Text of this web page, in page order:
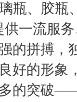
瓶、胶
供一流服
的拼搏，
好的形象
的突破